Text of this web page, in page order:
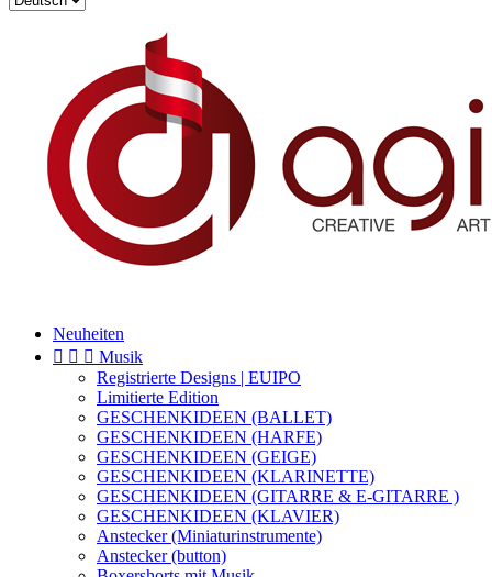
Neuheiten
   Musik
Registrierte Designs | EUIPO
Limitierte Edition
GESCHENKIDEEN (BALLET)
GESCHENKIDEEN (HARFE)
GESCHENKIDEEN (GEIGE)
GESCHENKIDEEN (KLARINETTE)
GESCHENKIDEEN (GITARRE & E-GITARRE )
GESCHENKIDEEN (KLAVIER)
Anstecker (Miniaturinstrumente)
Anstecker (button)